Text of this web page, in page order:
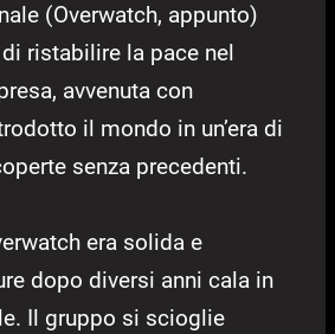
(Overwatch, appunto)
ristabilire la pace nel
avvenuta con
il mondo in un’era di
senza precedenti.
era solida e
dopo diversi anni cala in
Il gruppo si scioglie